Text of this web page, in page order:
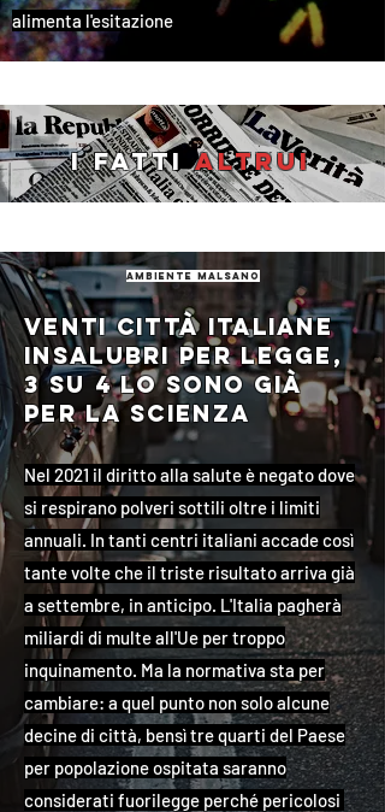
alimenta l'esitazione
I fattialtrui
ambiente malsano
Venti città italiane
insalubri per legge,
3 su 4 lo sono già
per la scienza
Nel 2021 il diritto alla salute è negato dove
si respirano polveri sottili oltre i limiti
annuali. In tanti centri italiani accade così
tante volte che il triste risultato arriva già
a settembre, in anticipo. L'Italia pagherà
miliardi di multe all'Ue per troppo
inquinamento. Ma la normativa sta per
cambiare: a quel punto non solo alcune
decine di città, bensì tre quarti del Paese
per popolazione ospitata saranno
considerati fuorilegge perché pericolosi